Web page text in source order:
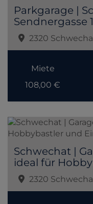
Parkgarage |
Sendnergasse
2320
Miete
108,00 €
Schwechat |
ideal für
2320